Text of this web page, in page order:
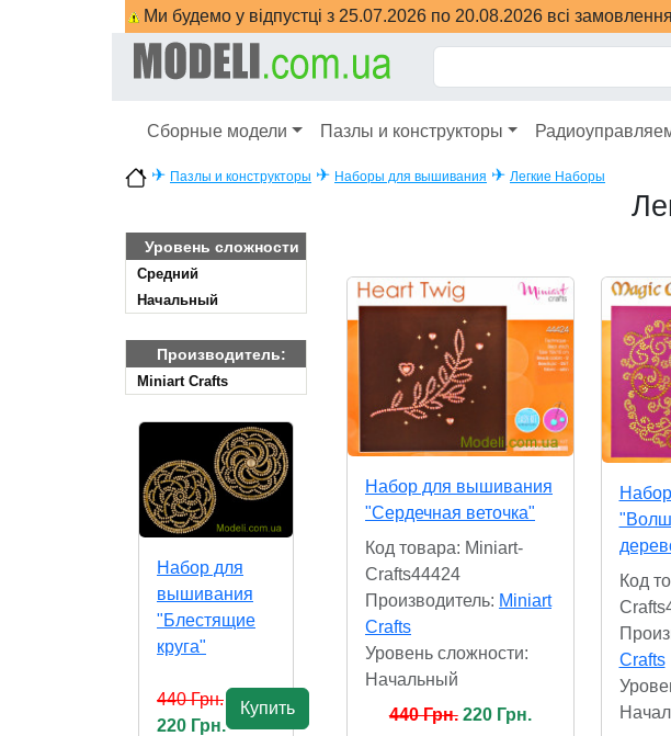
Ми будемо у відпустці з 25.07.2026 по 20.08.2026 всі
Сборные модели Пазлы и конструкторы
✈ Пазлы и конструкторы ✈ Наборы для вышивания ✈ Легкие Наборы
Уровень сложности
Cредний
Начальный
Производитель:
Miniart Crafts
Набор для
вышивания
"Блестящие
круга"
440 Грн.
220 Грн.
Купить
Набор для вышивания
"Сердечная веточка"
Код товара: Miniart-
Crafts44424
Производитель: Miniart
Crafts
Уровень сложности:
Начальный
440 Грн. 220 Грн.
Код
Crafts